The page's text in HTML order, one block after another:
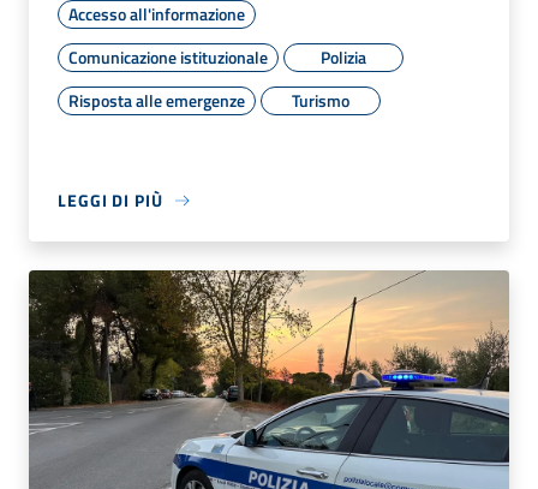
Accesso all'informazione
Comunicazione istituzionale
Polizia
Risposta alle emergenze
Turismo
LEGGI DI PIÙ